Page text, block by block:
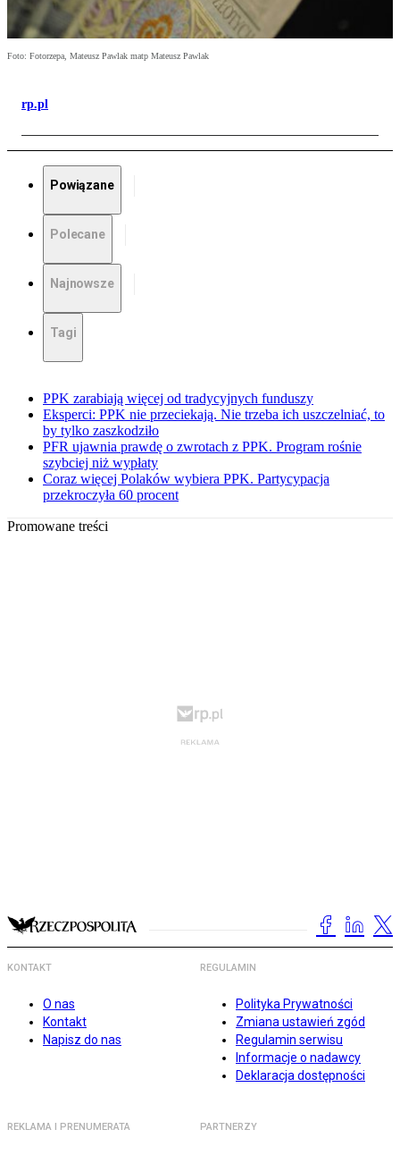
Foto: Fotorzepa, Mateusz Pawlak matp Mateusz Pawlak
rp.pl
Powiązane
Polecane
Najnowsze
Tagi
PPK zarabiają więcej od tradycyjnych funduszy
Eksperci: PPK nie przeciekają. Nie trzeba ich uszczelniać, to
by tylko zaszkodziło
PFR ujawnia prawdę o zwrotach z PPK. Program rośnie
szybciej niż wypłaty
Coraz więcej Polaków wybiera PPK. Partycypacja
przekroczyła 60 procent
Promowane treści
KONTAKT
O nas
Kontakt
Napisz do nas
REGULAMIN
Polityka Prywatności
Zmiana ustawień zgód
Regulamin serwisu
Informacje o nadawcy
Deklaracja dostępności
REKLAMA I PRENUMERATA PARTNERZY